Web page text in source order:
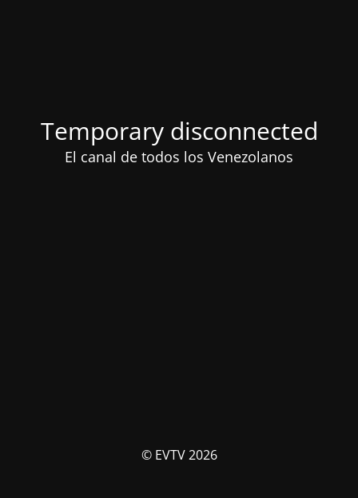
Temporary disconnected
El canal de todos los Venezolanos
© EVTV 2026